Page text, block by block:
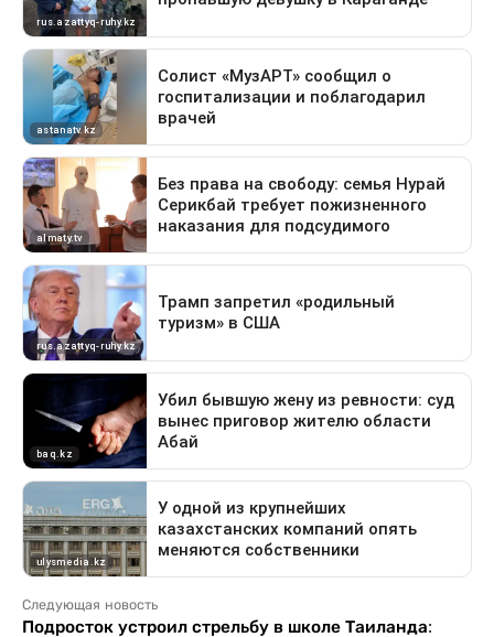
Следующая новость
Подросток устроил стрельбу в школе Таиланда: